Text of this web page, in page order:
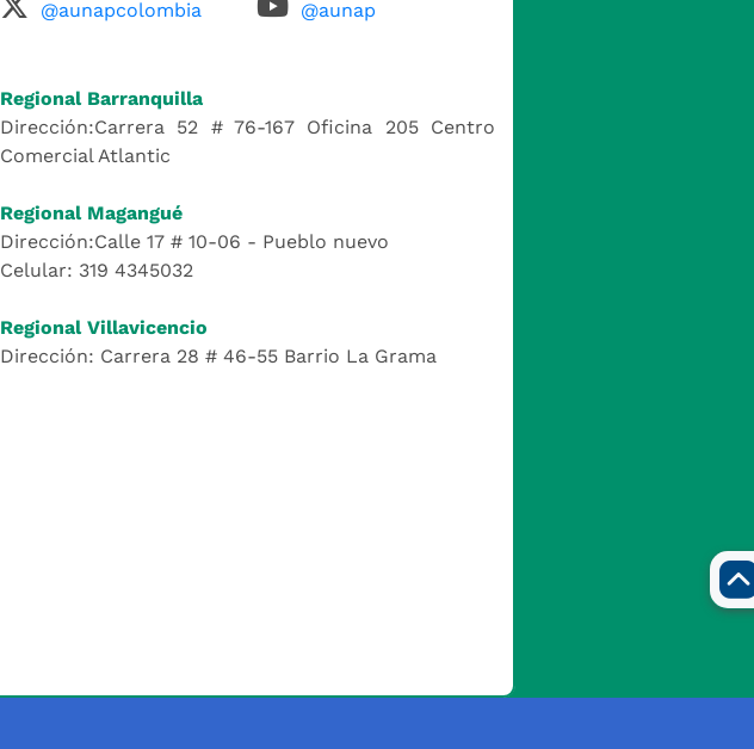
@aunapcolombia @aunap
Regional Barranquilla
Dirección:Carrera 52 # 76-167 Oficina 205 Centro
Comercial Atlantic
Regional Magangué
Dirección:Calle 17 # 10-06 - Pueblo nuevo
Celular: 319 4345032
Regional Villavicencio
Dirección: Carrera 28 # 46-55 Barrio La Grama